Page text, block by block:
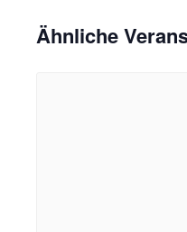
Ähnliche